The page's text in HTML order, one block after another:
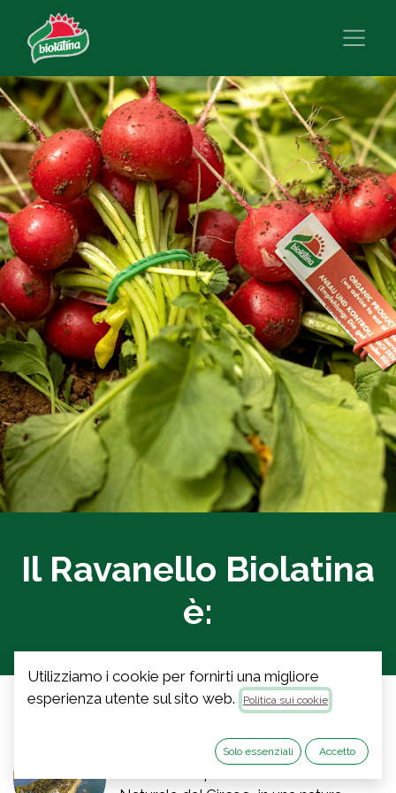
Il Ravanello Biolatina
è:
Utilizziamo i cookie per fornirti una migliore
esperienza utente sul sito web.
Politica sui cookie
Solo essenziali Accetto